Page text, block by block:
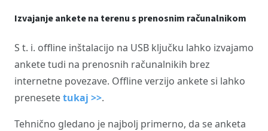
Izvajanje ankete na terenu s prenosnim računalnikom
S t. i. offline inštalacijo na USB ključku lahko izvajamo
ankete tudi na prenosnih računalnikih brez
internetne povezave. Offline verzijo ankete si lahko
prenesetetukaj >>.
Tehnično gledano je najbolj primerno, da se anketa